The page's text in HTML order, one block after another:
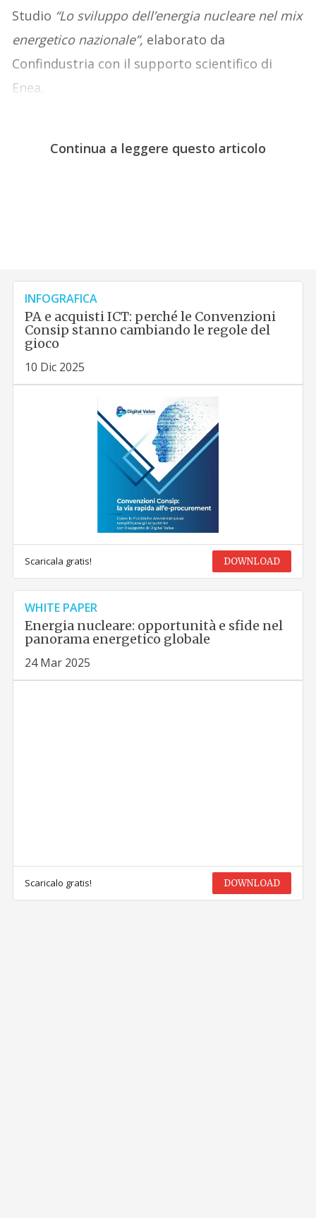
Studio “Lo sviluppo dell’energia nucleare nel mix
energetico nazionale”, elaborato da
Confindustria con il supporto scientifico di
Enea.
Continua a leggere questo articolo
INFOGRAFICA
PA e acquisti ICT: perché le Convenzioni
Consip stanno cambiando le regole del
gioco
10 Dic 2025
Scaricala gratis! DOWNLOAD
WHITE PAPER
Energia nucleare: opportunità e sfide nel
panorama energetico globale
24 Mar 2025
Scaricalo gratis! DOWNLOAD